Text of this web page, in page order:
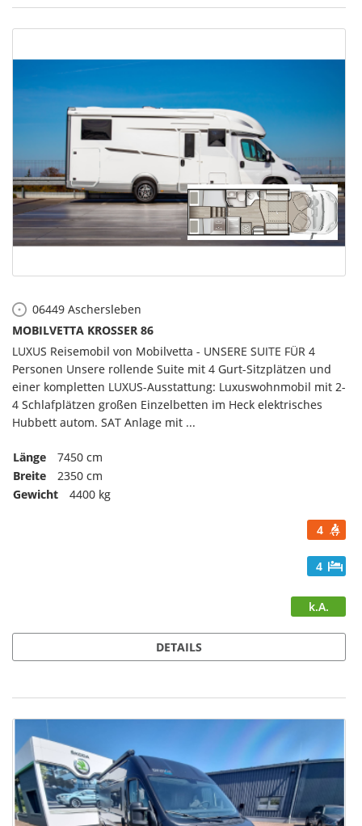
06449 Aschersleben
MOBILVETTA KROSSER 86
LUXUS Reisemobil von Mobilvetta - UNSERE SUITE FÜR 4
Personen Unsere rollende Suite mit 4 Gurt-Sitzplätzen und
einer kompletten LUXUS-Ausstattung: Luxuswohnmobil mit 2-
4 Schlafplätzen großen Einzelbetten im Heck elektrisches
Hubbett autom. SAT Anlage mit ...
Länge
7450 cm
Breite
2350 cm
Gewicht
4400 kg
4
4
k.A.
DETAILS